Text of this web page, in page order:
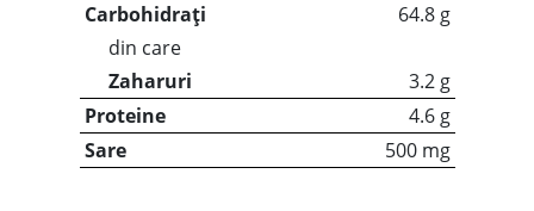
Carbohidrați
64.8 g
din care
Zaharuri
3.2 g
Proteine
4.6 g
Sare
500 mg